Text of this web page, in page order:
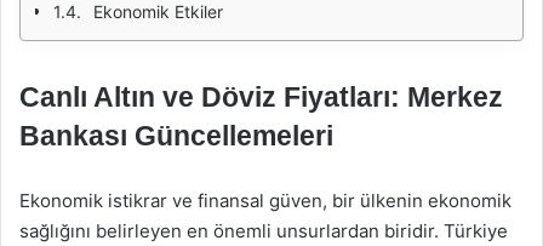
Ekonomik Etkiler
Canlı Altın ve Döviz Fiyatları: Merkez
Bankası Güncellemeleri
Ekonomik istikrar ve finansal güven, bir ülkenin ekonomik
sağlığını belirleyen en önemli unsurlardan biridir. Türkiye